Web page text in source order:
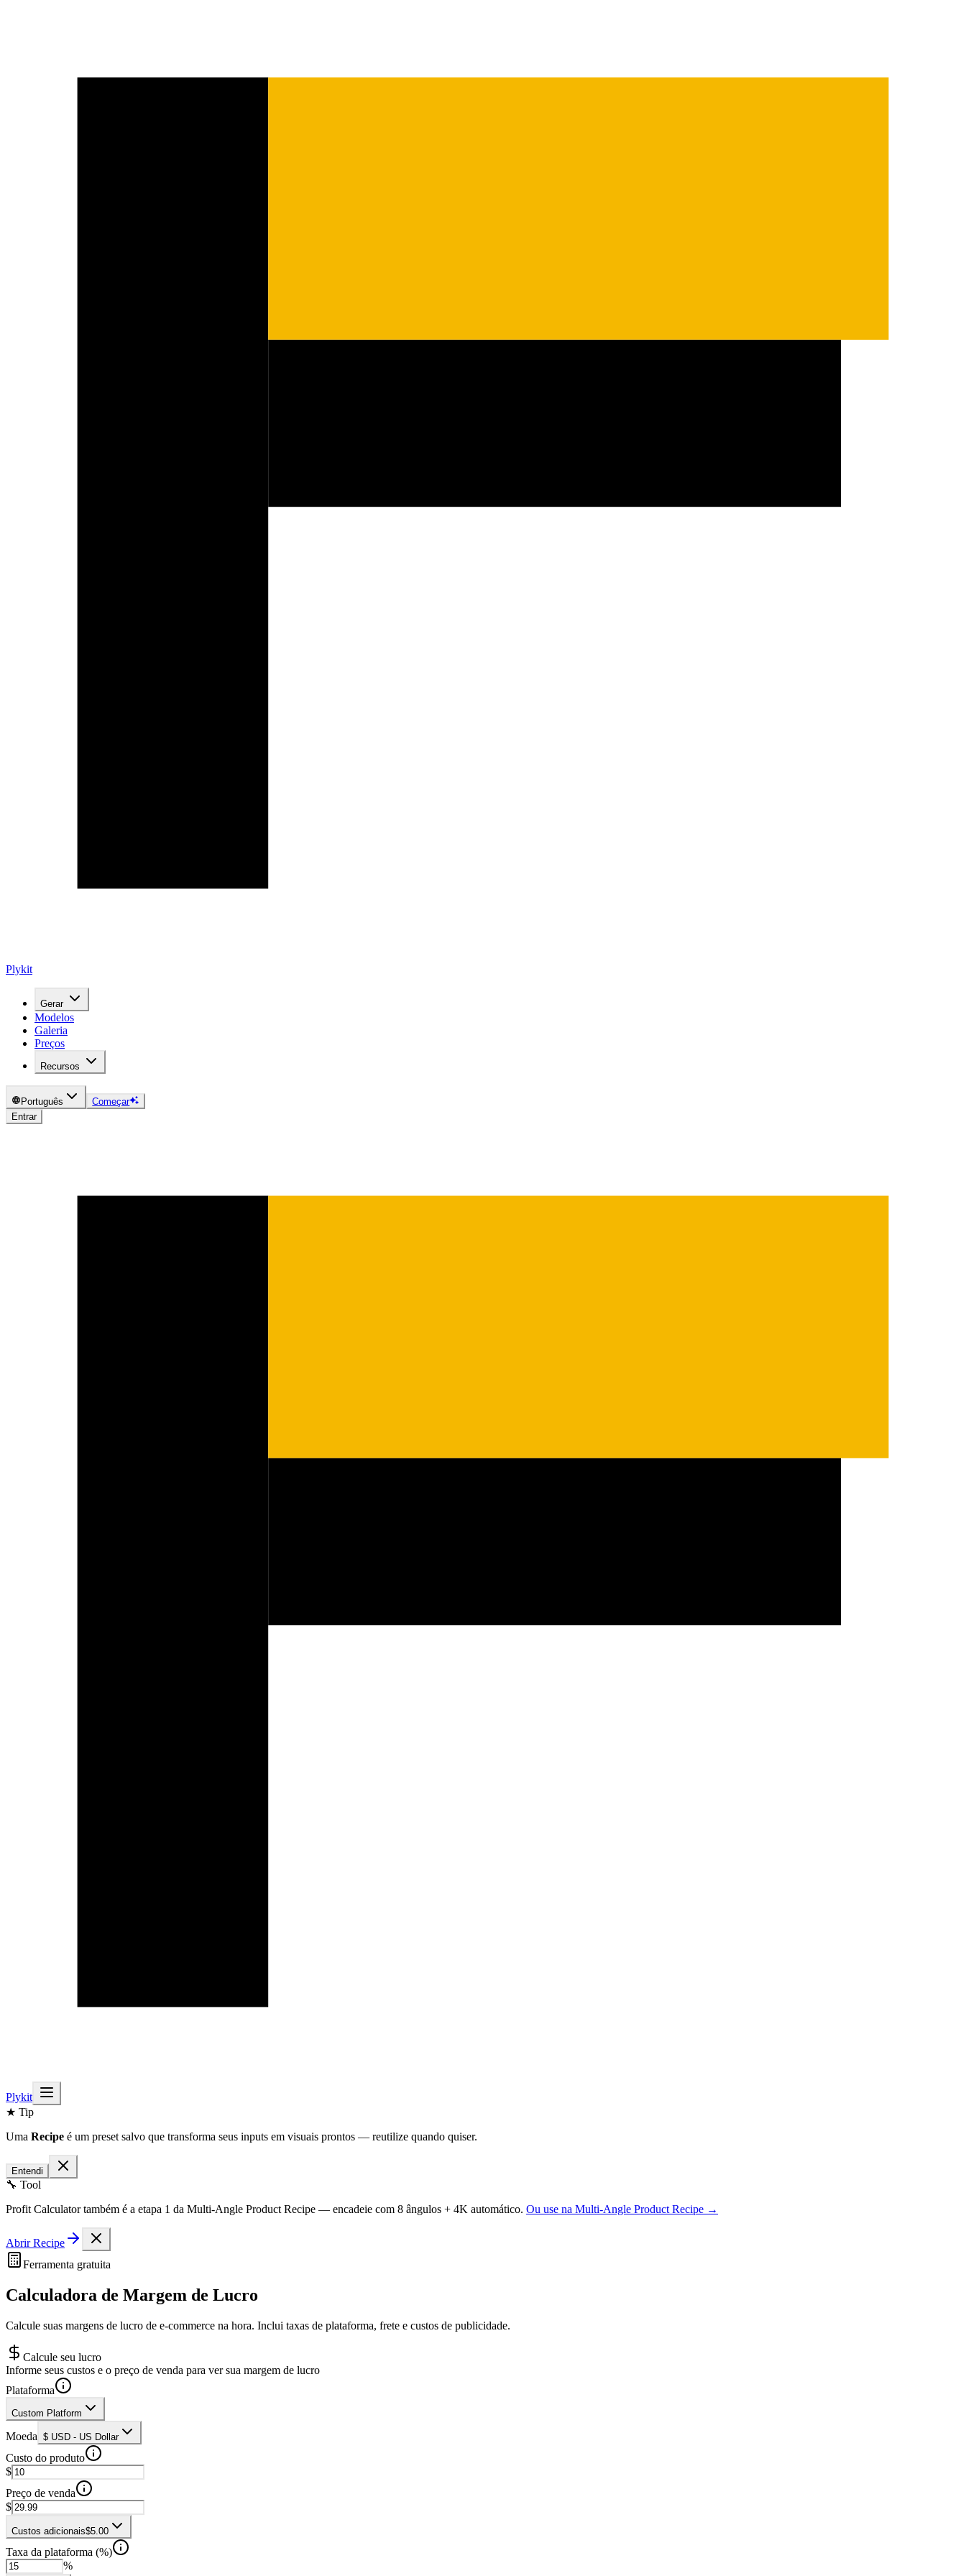
Plykit
Gerar
Modelos
Galeria
Preços
Recursos
Português
Começar
Entrar
Plykit
★ Tip
Uma Recipe é um preset salvo que transforma seus inputs em visuais prontos — reutilize quando quiser.
Entendi
🔧 Tool
Profit Calculator também é a etapa 1 da Multi-Angle Product Recipe — encadeie com 8 ângulos + 4K automático. Ou use na Multi-Angle Product Recipe →
Abrir Recipe
Ferramenta gratuita
Calculadora de Margem de Lucro
Calcule suas margens de lucro de e-commerce na hora. Inclui taxas de plataforma, frete e custos de publicidade.
Calcule seu lucro
Informe seus custos e o preço de venda para ver sua margem de lucro
Plataforma
Custom Platform
Moeda $ USD - US Dollar
Custo do produto
$
Preço de venda
$
Custos adicionais$5.00
Taxa da plataforma (%)
%